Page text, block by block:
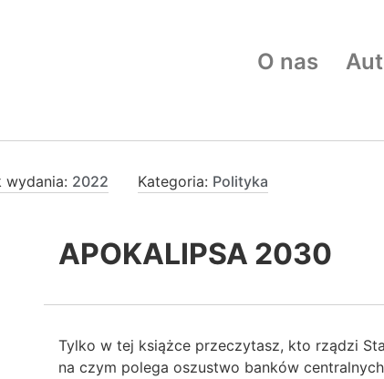
O nas
wydania: 2022 Kategoria: Polityka
APOKALIPSA 2030
Tylko w tej książce przeczytasz, kto rządzi
na czym polega oszustwo banków